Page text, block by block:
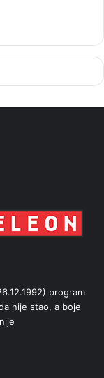
program
nije stao, a boje